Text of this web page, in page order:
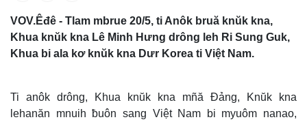
VOV.Êđê - Tlam mbrue 20/5, ti Anôk bruă knŭk kna,
Khua knŭk kna Lê Minh Hưng drông leh Ri Sung Guk,
Khua bi ala kơ knŭk kna Dưr Korea ti Việt Nam.
Ti anôk drông, Khua knŭk kna mñă Đảng, Knŭk kna
lehanăn mnuih ƀuôn sang Việt Nam bi myuôm nanao,